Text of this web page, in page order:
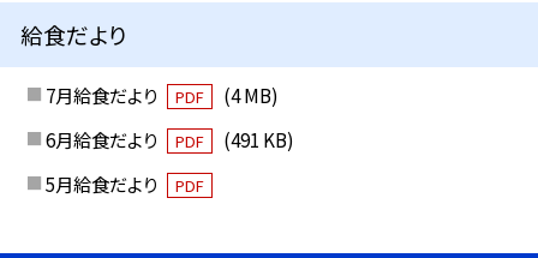
給食だより
7月給食だより PDF
(4 MB)
6月給食だより
PDF
(491 KB)
5月給食だより
PDF